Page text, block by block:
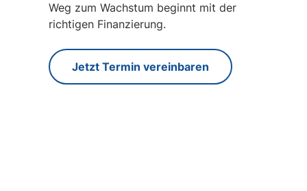
Weg zum Wachstum beginnt mit der
richtigen Finanzierung.
Jetzt Termin vereinbaren